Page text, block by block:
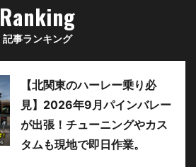
Ranking
記事ランキング
【北関東のハーレー乗り必
見】2026年9月パインバレー
が出張！チューニングやカス
タムも現地で即日作業。